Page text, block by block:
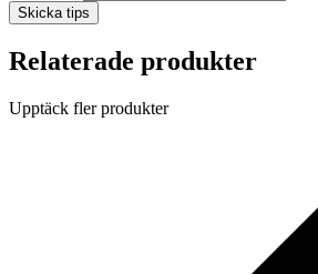
Skicka tips
Relaterade produkter
Upptäck fler produkter